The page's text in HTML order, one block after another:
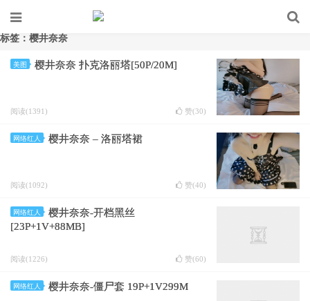
标签：樱井奈奈
美图 樱井奈奈 扑克洛丽塔[50P/20M]
阅读(1391) 赞(30)
网络红人 樱井奈奈 – 洛丽塔裙
阅读(1092) 赞(40)
网络红人
樱井奈奈-开档黑丝
[23P+1V+88MB]
阅读(1226) 赞(60)
网络红人 樱井奈奈-僵尸套 19P+1V299M